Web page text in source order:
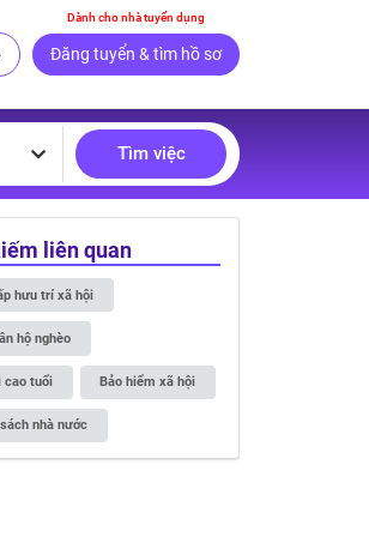
Dành cho nhà tuyển dụng
Đăng tuyển & tìm hồ sơ
Tìm việc
liên quan
hưu trí xã hội
hộ nghèo
cao tuổi Bảo hiểm xã hội
nhà nước